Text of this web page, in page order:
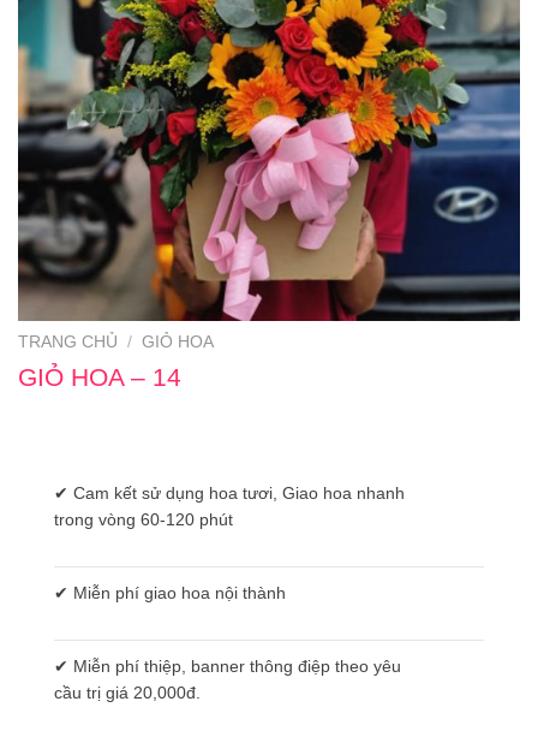
TRANG CHỦ / GIỎ HOA
GIỎ HOA – 14
✔ Cam kết sử dụng hoa tươi, Giao hoa nhanh
trong vòng 60-120 phút
✔ Miễn phí giao hoa nội thành
✔ Miễn phí thiệp, banner thông điệp theo yêu
cầu trị giá 20,000đ.